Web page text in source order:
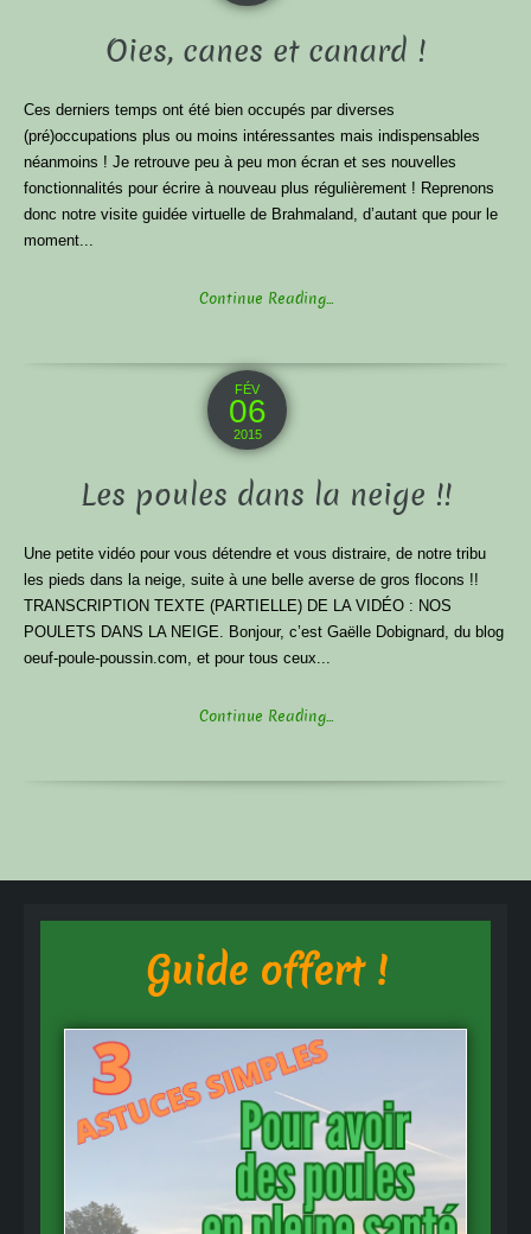
Oies, canes et canard !
Ces derniers temps ont été bien occupés par diverses
(pré)occupations plus ou moins intéressantes mais indispensables
néanmoins ! Je retrouve peu à peu mon écran et ses nouvelles
fonctionnalités pour écrire à nouveau plus régulièrement ! Reprenons
donc notre visite guidée virtuelle de Brahmaland, d’autant que pour le
moment...
Continue Reading...
FÉV
06
2015
Les poules dans la neige !!
Une petite vidéo pour vous détendre et vous distraire, de notre tribu
les pieds dans la neige, suite à une belle averse de gros flocons !!
TRANSCRIPTION TEXTE (PARTIELLE) DE LA VIDÉO : NOS
POULETS DANS LA NEIGE. Bonjour, c’est Gaëlle Dobignard, du blog
oeuf-poule-poussin.com, et pour tous ceux...
Continue Reading...
Guide offert !